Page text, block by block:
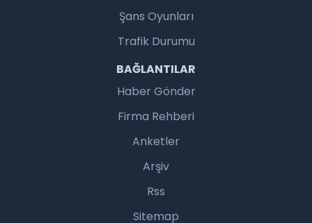
Şans Oyunları
Trafik Durumu
BAĞLANTILAR
Haber Gönder
Firma Rehberi
Anketler
Arşiv
Rss
Sitemap